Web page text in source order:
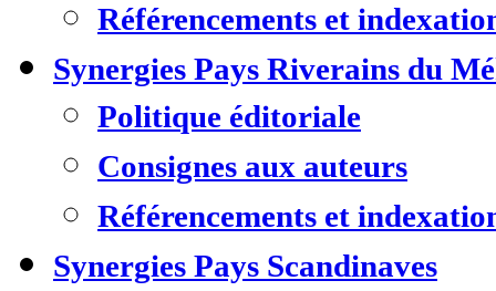
Référencements et
Synergies Pays Riverains du
Politique éditoriale
Consignes aux auteurs
Référencements et
Synergies Pays Scandinaves